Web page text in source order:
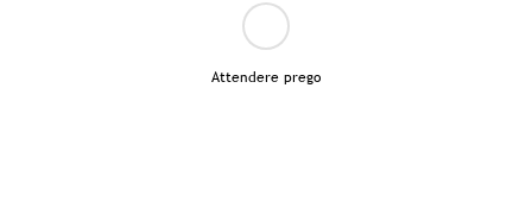
Attendere prego